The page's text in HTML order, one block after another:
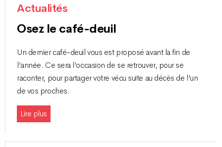
Actualités
Osez le café-deuil
Un dernier café-deuil vous est proposé avant la fin de
l’année. Ce sera l’occasion de se retrouver, pour se
raconter, pour partager votre vécu suite au décès de l’un
de vos proches.
Lire plus